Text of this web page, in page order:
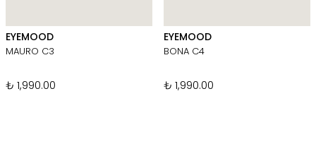
EYEMOOD
MAURO C3
₺ 1,990.00
EYEMOOD
BONA C4
₺ 1,990.00